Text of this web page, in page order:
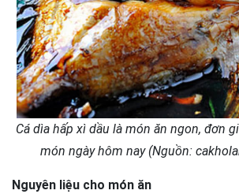
Cá dìa hấp xì dầu là món ăn ngon, đơn
món ngày hôm nay (Nguồn:
Nguyên liệu cho món ăn